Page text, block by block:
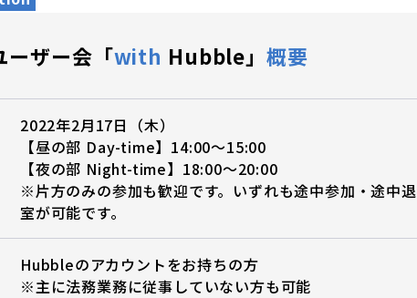
ザー会「with Hubble」概要
2022年2月17日（木）
【昼の部 Day-time】14:00〜15:00
【夜の部 Night-time】18:00〜20:00
※片方のみの参加も歓迎です。いずれも途中参加・途中退
室が可能です。
Hubbleのアカウントをお持ちの方
※主に法務業務に従事していない方も可能